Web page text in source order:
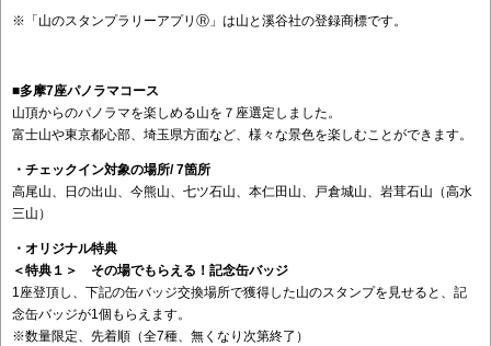
※「山のスタンプラリーアプリⓇ」は山と溪谷社の登録商標です。
■多摩7座パノラマコース
山頂からのパノラマを楽しめる山を７座選定しました。
富士山や東京都心部、埼玉県方面など、様々な景色を楽しむことができます。
・チェックイン対象の場所/ 7箇所
高尾山、日の出山、今熊山、七ツ石山、本仁田山、戸倉城山、岩茸石山（高水
三山）
・オリジナル特典
＜特典１＞ その場でもらえる！記念缶バッジ
1座登頂し、下記の缶バッジ交換場所で獲得した山のスタンプを見せると、記
念缶バッジが1個もらえます。
※数量限定、先着順（全7種、無くなり次第終了）